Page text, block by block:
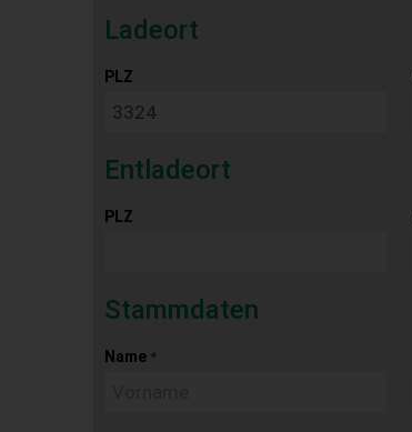
Ladeort
PLZ
Entladeort
PLZ
Stammdaten
Name *